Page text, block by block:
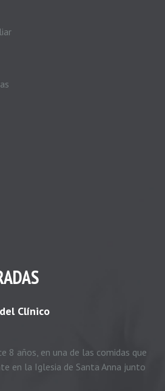
Clínico
8 años, en una de las comidas que
en la Iglesia de Santa Anna junto